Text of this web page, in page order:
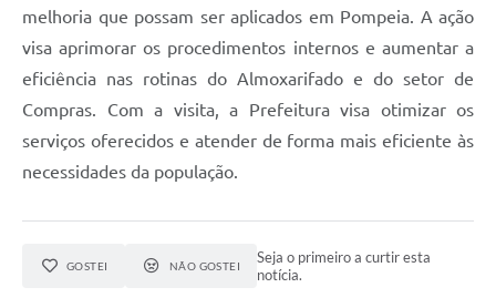
melhoria que possam ser aplicados em Pompeia. A ação
visa aprimorar os procedimentos internos e aumentar a
eficiência nas rotinas do Almoxarifado e do setor de
Compras. Com a visita, a Prefeitura visa otimizar os
serviços oferecidos e atender de forma mais eficiente às
necessidades da população.
GOSTEI NÃO GOSTEI
Seja o primeiro a curtir esta
notícia.